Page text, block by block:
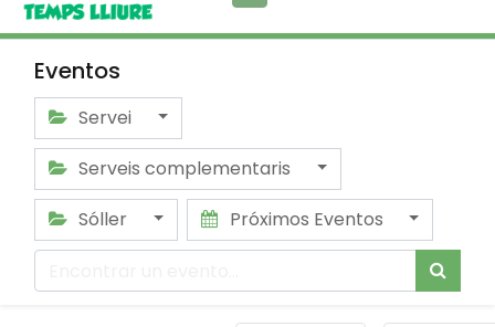
Eventos
Servei
Serveis complementaris
Sóller
Próximos Eventos